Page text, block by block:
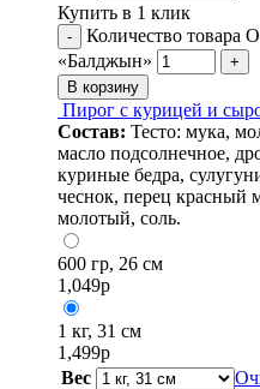
Купить в 1 клик
-
Количество товара
«Балджын»
+
В корзину
Пирог с курицей и
Состав: Тесто: мука,
масло подсолнечное,
куриные бедра,
чеснок, перец красный
молотый, соль.
600 гр, 26 см
1,049р
1 кг, 31 см
1,499р
Вес